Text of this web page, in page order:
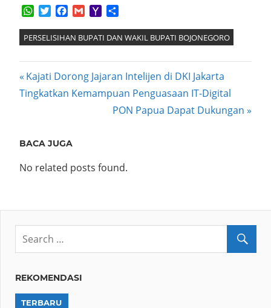
WhatsApp
TwitterFacebook
GmailYahoo
PERSELISIHAN BUPATI DAN WAKIL BUPATI BOJONEGORO
Post
navigation
Previous
Post:
Kajati Dorong Jajaran Intelijen di DKI Jakarta
Tingkatkan Kemampuan Penguasaan IT-Digital
Next
PON Papua Dapat Dukungan
BACA JUGA
No related posts found.
REKOMENDASI
TERBARU